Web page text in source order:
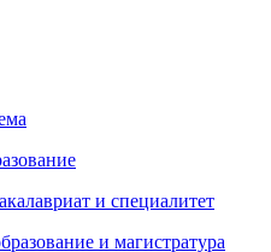
и специалитет
и магистратура